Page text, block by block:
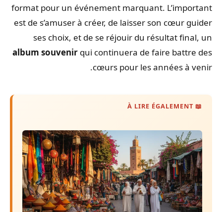
format pour un événement marquant. L’important
est de s’amuser à créer, de laisser son cœur guider
ses choix, et de se réjouir du résultat final, un
album souvenir qui continuera de faire battre des
cœurs pour les années à venir.
📖 À LIRE ÉGALEMENT